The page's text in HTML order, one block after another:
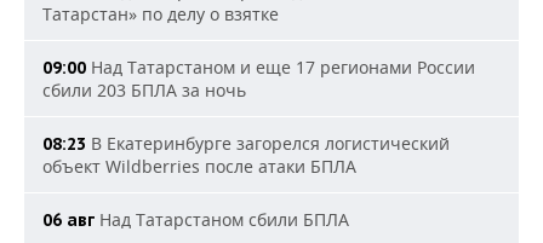
Татарстан» по делу о взятке
09:00 Над Татарстаном и еще 17 регионами России
сбили 203 БПЛА за ночь
08:23 В Екатеринбурге загорелся логистический
объект Wildberries после атаки БПЛА
06 авг Над Татарстаном сбили БПЛА